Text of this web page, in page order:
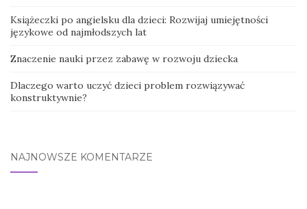
Książeczki po angielsku dla dzieci: Rozwijaj umiejętności
językowe od najmłodszych lat
Znaczenie nauki przez zabawę w rozwoju dziecka
Dlaczego warto uczyć dzieci problem rozwiązywać
konstruktywnie?
NAJNOWSZE KOMENTARZE